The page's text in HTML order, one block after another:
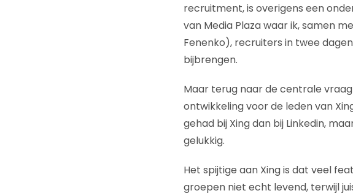
recruitment, is overigens een
van Media Plaza waar ik, samen
Fenenko), recruiters in twee
bijbrengen.
Maar terug naar de centrale
ontwikkeling voor de leden van
gehad bij Xing dan bij Linkedin,
gelukkig.
Het spijtige aan Xing is dat veel
groepen niet echt levend, terwijl